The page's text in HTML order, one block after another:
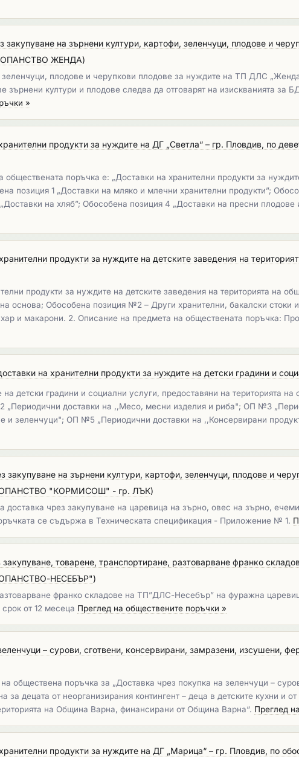
закупуване на зърнени култури, картофи, зеленчуци, плодове и
ЖЕНДА)
плодове и черупкови плодове за нуждите на ТП ДЛС
зърнени култури и плодове следва да отговарят на изискванията за
»
продукти за нуждите на ДГ „Светла“ – гр. Пловдив, по
поръчка е: „Доставки на хранителни продукти за
позиция 1 „Доставки на мляко и млечни хранителни продукти”;
на хляб”; Обособена позиция 4 „Доставки на пресни
продукти за нуждите на детските заведения на
продукти за нуждите на детските заведения на територията на
основа; Обособена позиция №2 – Други хранителни, бакалски
и макарони. 2. Описание на предмета на обществената поръчка:
на хранителни продукти за нуждите на детски градини и
детски градини и социални услуги, предоставяни на територията
„Периодични доставки на ,,Месо, месни изделия и риба"; ОП №3
зеленчуци"; ОП №5 „Периодични доставки на ,,Консервирани
закупуване на зърнени култури, картофи, зеленчуци, плодове и
"КОРМИСОШ" - гр. ЛЪК)
чрез закупуване на царевица на зърнo, овес на зърно,
се съдържа в Техническата спецификация - Приложение № 1.
закупуване, товарене, транспортиране, разтоварване франко
НЕСЕБЪР")
франко складове на ТП”ДЛС-Несебър” на фуражна
от 12 месеца Преглед на обществените поръчки »
– сурови, сготвени, консервирани, замразени, изсушени,
обществена поръчка за „Доставка чрез покупка на зеленчуци –
децата от неорганизирания контингент – деца в детските кухни и
на Община Варна, финансирани от Община Варна“. Преглед
продукти за нуждите на ДГ „Марица“ – гр. Пловдив, по